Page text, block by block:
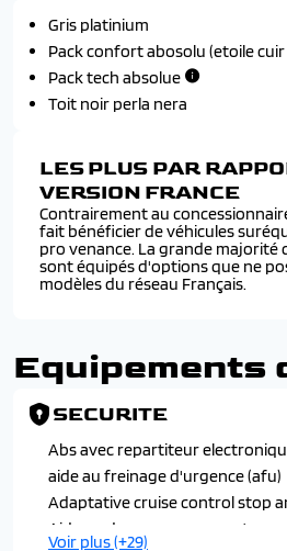
Gris platinium
Pack confort abosolu (etoile
Pack tech absolue
Toit noir perla nera
LES PLUS PAR
VERSION FRANCE
Contrairement au
fait bénéficier de véhicules
pro venance. La grande majorité
sont équipés d'options que ne
modèles du réseau Français.
Equipements
SECURITE
Abs avec repartiteur
aide au freinage d'urgence (afu)
Adaptative cruise control stop
Aide au demarrage en pente
Voir plus (+29)